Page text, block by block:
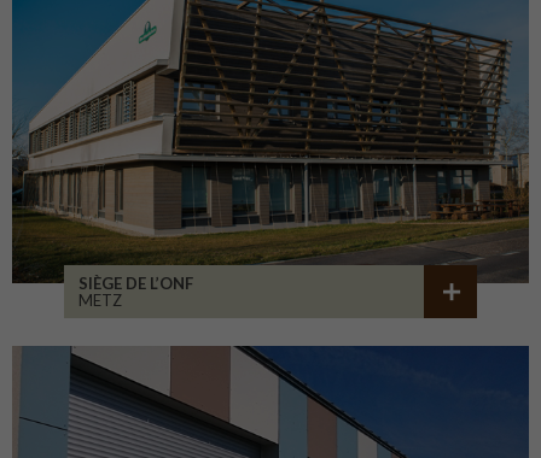
SIÈGE DE L’ONF
METZ